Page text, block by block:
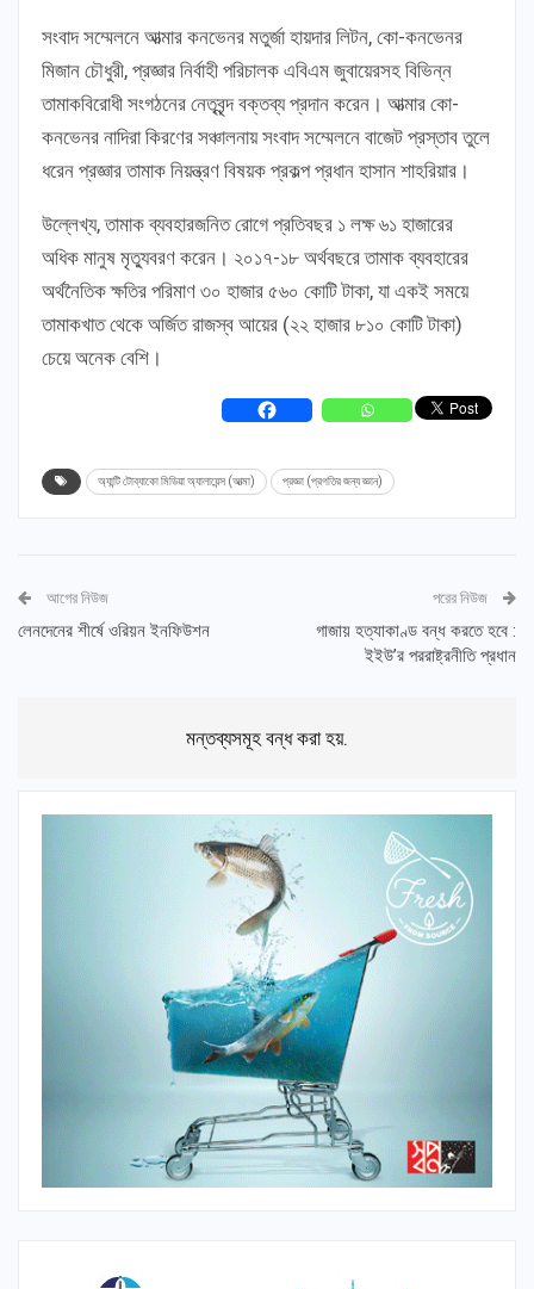
সংবাদ সম্মেলনে আত্মার কনভেনর মতুর্জা হায়দার লিটন, কো-কনভেনর
মিজান চৌধুরী, প্রজ্ঞার নির্বাহী পরিচালক এবিএম জুবায়েরসহ বিভিন্ন
তামাকবিরোধী সংগঠনের নেতৃবৃন্দ বক্তব্য প্রদান করেন। আত্মার কো-
কনভেনর নাদিরা কিরণের সঞ্চালনায় সংবাদ সম্মেলনে বাজেট প্রস্তাব তুলে
ধরেন প্রজ্ঞার তামাক নিয়ন্ত্রণ বিষয়ক প্রকল্প প্রধান হাসান শাহরিয়ার।
উল্লেখ্য, তামাক ব্যবহারজনিত রোগে প্রতিবছর ১ লক্ষ ৬১ হাজারের
অধিক মানুষ মৃত্যুবরণ করেন। ২০১৭-১৮ অর্থবছরে তামাক ব্যবহারের
অর্থনৈতিক ক্ষতির পরিমাণ ৩০ হাজার ৫৬০ কোটি টাকা, যা একই সময়ে
তামাকখাত থেকে অর্জিত রাজস্ব আয়ের (২২ হাজার ৮১০ কোটি টাকা)
চেয়ে অনেক বেশি।
অ্যান্টি টোব্যাকো মিডিয়া অ্যালায়েন্স (আত্মা) প্রজ্ঞা (প্রগতির জন্য জ্ঞান)
আগের নিউজ
লেনদেনের শীর্ষে ওরিয়ন ইনফিউশন
পরের নিউজ
গাজায় হত্যাকাণ্ড বন্ধ করতে হবে :
ইইউ’র পররাষ্ট্রনীতি প্রধান
মন্তব্যসমূহ বন্ধ করা হয়.